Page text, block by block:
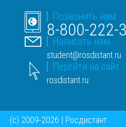
Позвонить нам
8-800-222-
Написать нам
student@rosdistant.ru
Перейти на сайт
rosdistant.ru
(c) 2009-2026 | Росдистант